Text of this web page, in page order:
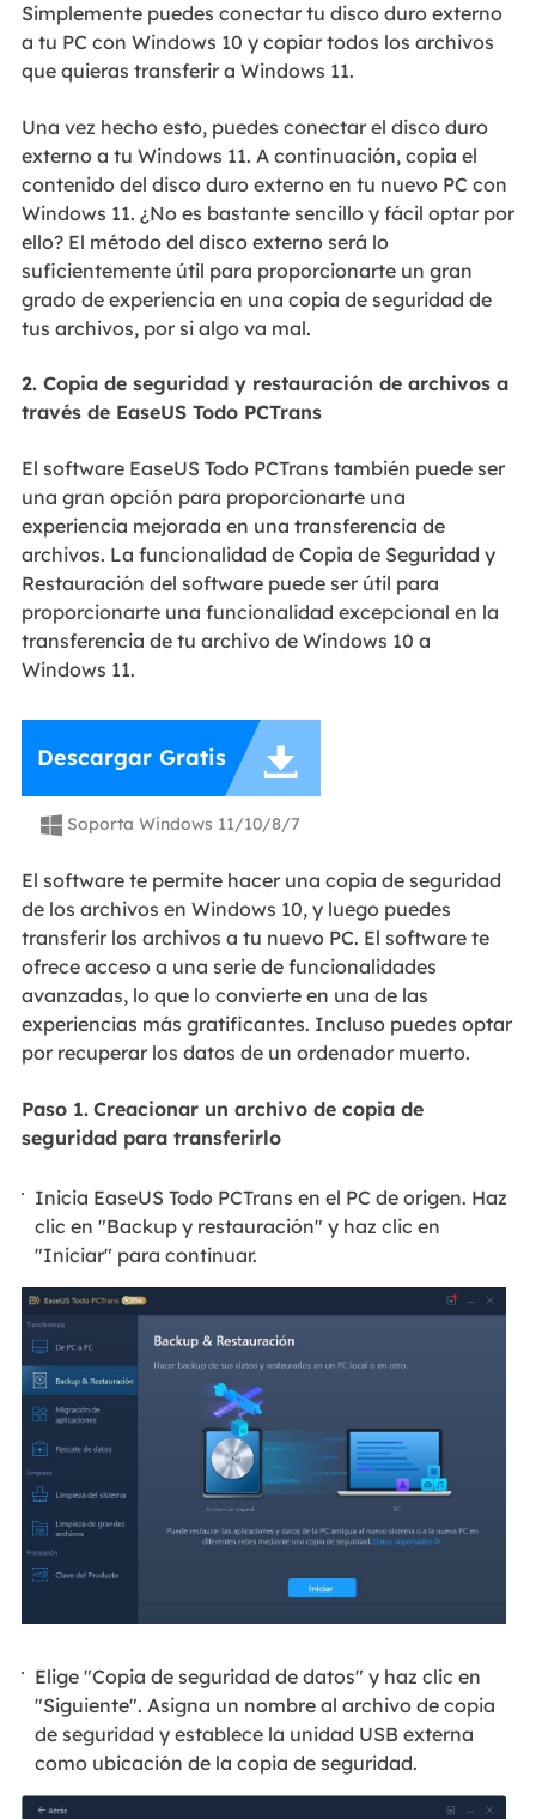
Simplemente puedes conectar tu disco duro externo
a tu PC con Windows 10 y copiar todos los archivos
que quieras transferir a Windows 11.
Una vez hecho esto, puedes conectar el disco duro
externo a tu Windows 11. A continuación, copia el
contenido del disco duro externo en tu nuevo PC con
Windows 11. ¿No es bastante sencillo y fácil optar por
ello? El método del disco externo será lo
suficientemente útil para proporcionarte un gran
grado de experiencia en una copia de seguridad de
tus archivos, por si algo va mal.
2. Copia de seguridad y restauración de archivos a
través de EaseUS Todo PCTrans
El software EaseUS Todo PCTrans también puede ser
una gran opción para proporcionarte una
experiencia mejorada en una transferencia de
archivos. La funcionalidad de Copia de Seguridad y
Restauración del software puede ser útil para
proporcionarte una funcionalidad excepcional en la
transferencia de tu archivo de Windows 10 a
Windows 11.
Descargar Gratis 
 Soporta Windows 11/10/8/7
El software te permite hacer una copia de seguridad
de los archivos en Windows 10, y luego puedes
transferir los archivos a tu nuevo PC. El software te
ofrece acceso a una serie de funcionalidades
avanzadas, lo que lo convierte en una de las
experiencias más gratificantes. Incluso puedes optar
por recuperar los datos de un ordenador muerto.
Paso 1. Creacionar un archivo de copia de
seguridad para transferirlo
Inicia EaseUS Todo PCTrans en el PC de origen. Haz
clic en "Backup y restauración" y haz clic en
"Iniciar" para continuar.
Elige "Copia de seguridad de datos" y haz clic en
"Siguiente". Asigna un nombre al archivo de copia
de seguridad y establece la unidad USB externa
como ubicación de la copia de seguridad.